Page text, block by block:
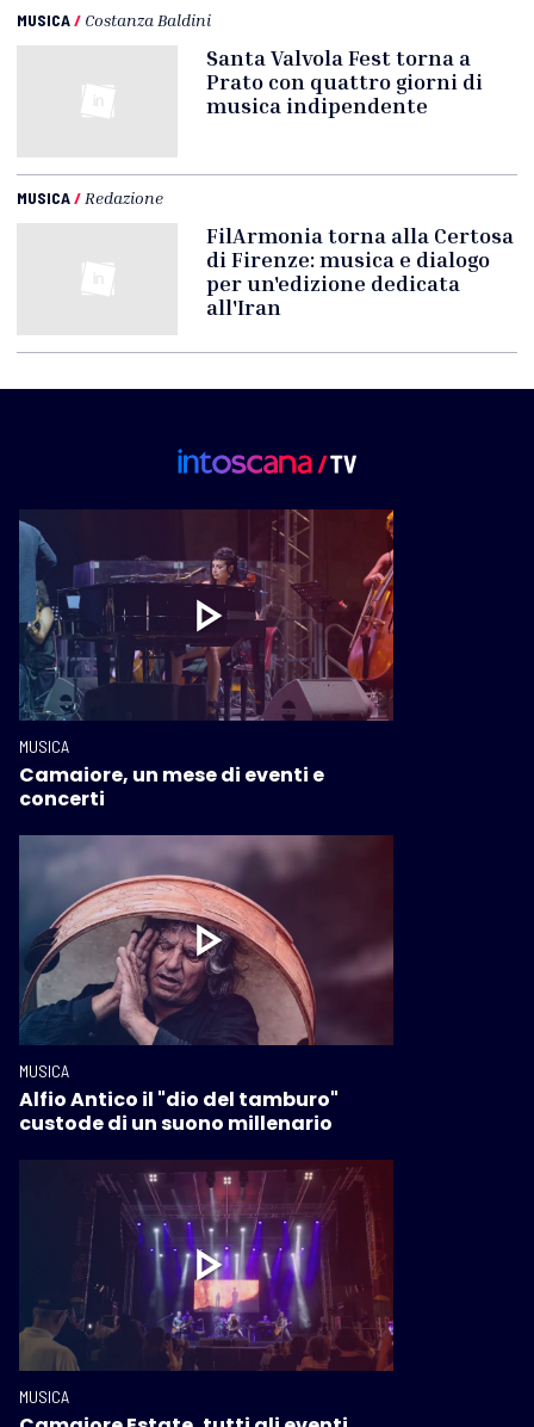
MUSICA/ Costanza Baldini
Santa Valvola Fest torna a
Prato con quattro giorni di
musica indipendente
MUSICA/ Redazione
FilArmonia torna alla Certosa
di Firenze: musica e dialogo
per un'edizione dedicata
all'Iran
MUSICA
Camaiore, un mese di eventi e
concerti
MUSICA
Alfio Antico il "dio del tamburo"
custode di un suono millenario
MUSICA